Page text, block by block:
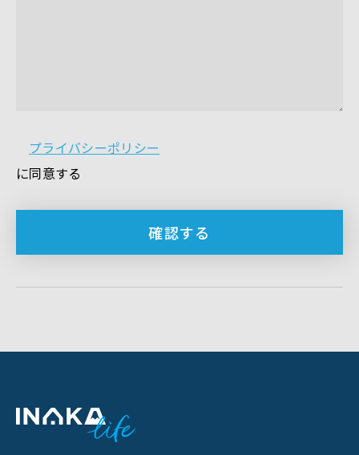
プライバシーポリシー
に同意する